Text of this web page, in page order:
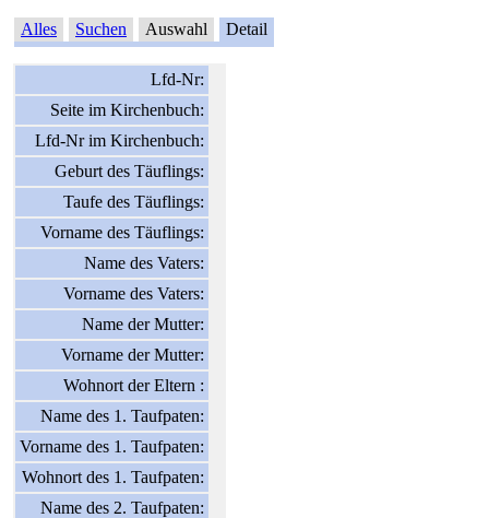
Alles Suchen Auswahl Detail
Lfd-Nr:
Seite im Kirchenbuch:
Lfd-Nr im Kirchenbuch:
Geburt des Täuflings:
Taufe des Täuflings:
Vorname des Täuflings:
Name des Vaters:
Vorname des Vaters:
Name der Mutter:
Vorname der Mutter:
Wohnort der Eltern :
Name des 1. Taufpaten:
Vorname des 1. Taufpaten:
Wohnort des 1. Taufpaten:
Name des 2. Taufpaten: